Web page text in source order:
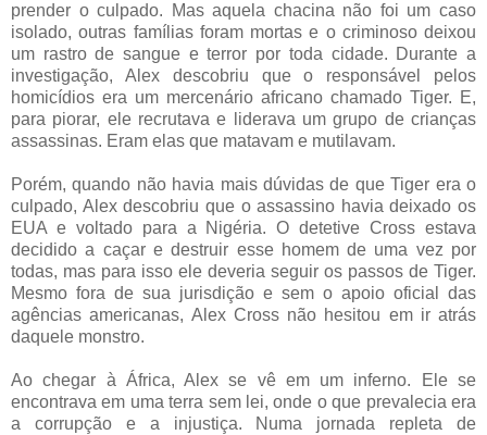
prender o culpado. Mas aquela chacina não foi um caso
isolado, outras famílias foram mortas e o criminoso deixou
um rastro de sangue e terror por toda cidade. Durante a
investigação, Alex descobriu que o responsável pelos
homicídios era um mercenário africano chamado Tiger. E,
para piorar, ele recrutava e liderava um grupo de crianças
assassinas. Eram elas que matavam e mutilavam.
Porém, quando não havia mais dúvidas de que Tiger era o
culpado, Alex descobriu que o assassino havia deixado os
EUA e voltado para a Nigéria. O detetive Cross estava
decidido a caçar e destruir esse homem de uma vez por
todas, mas para isso ele deveria seguir os passos de Tiger.
Mesmo fora de sua jurisdição e sem o apoio oficial das
agências americanas, Alex Cross não hesitou em ir atrás
daquele monstro.
Ao chegar à África, Alex se vê em um inferno. Ele se
encontrava em uma terra sem lei, onde o que prevalecia era
a corrupção e a injustiça. Numa jornada repleta de